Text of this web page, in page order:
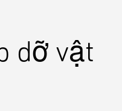
dỡ vật